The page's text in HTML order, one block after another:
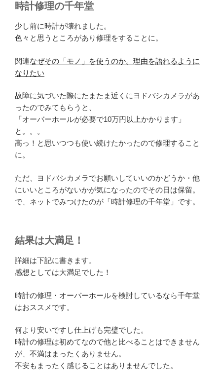
時計修理の千年堂
少し前に時計が壊れました。
色々と思うところがあり修理をすることに。
関連なぜその「モノ」を使うのか。理由を語れるように
なりたい
故障に気づいた際にたまたま近くにヨドバシカメラがあ
ったのでみてもらうと、
「オーバーホールが必要で10万円以上かかります」
と。。。
高っ！と思いつつも使い続けたかったので修理すること
に。
ただ、ヨドバシカメラでお願いしていいのかどうか・他
にいいところがないかが気になったのでその日は保留。
で、ネットでみつけたのが「時計修理の千年堂」です。
結果は大満足！
詳細は下記に書きます。
感想としては大満足でした！
時計の修理・オーバーホールを検討しているなら千年堂
はおススメです。
何より安いですし仕上げも完璧でした。
時計の修理は初めてなので他と比べることはできません
が、不満はまったくありません。
不安もまったく感じることはありませんでした。